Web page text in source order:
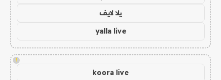
يلا لايف
yalla live
!
koora live